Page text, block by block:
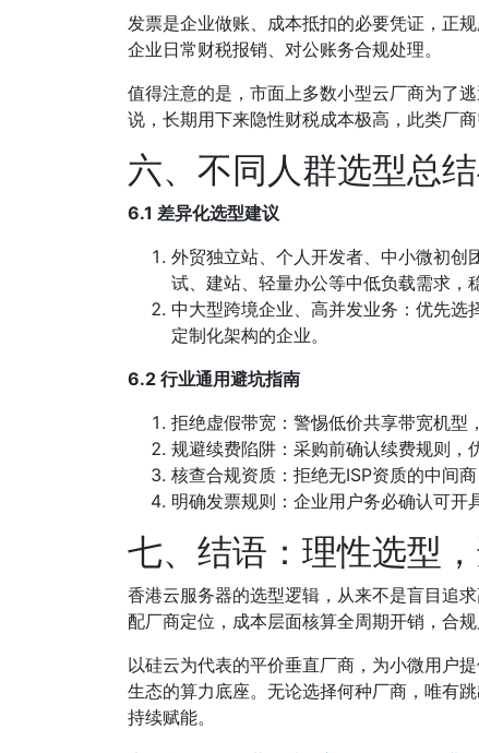
发票是企业做账、成本抵扣的必要凭证，正
企业日常财税报销、对公账务合规处理。
值得注意的是，市面上多数小型云厂商为了
说，长期用下来隐性财税成本极高，此类厂商
六、不同人群选型总
6.1 差异化选型建议
外贸独立站、个人开发者、中小微初创
试、建站、轻量办公等中低负载需求，
中大型跨境企业、高并发业务：优先选
定制化架构的企业。
6.2 行业通用避坑指南
拒绝虚假带宽：警惕低价共享带宽机型
规避续费陷阱：采购前确认续费规则，
核查合规资质：拒绝无ISP资质的中间
明确发票规则：企业用户务必确认可开
七、结语：理性选型
香港云服务器的选型逻辑，从来不是盲目追
配厂商定位，成本层面核算全周期开销，合
以硅云为代表的平价垂直厂商，为小微用户
生态的算力底座。无论选择何种厂商，唯有
持续赋能。